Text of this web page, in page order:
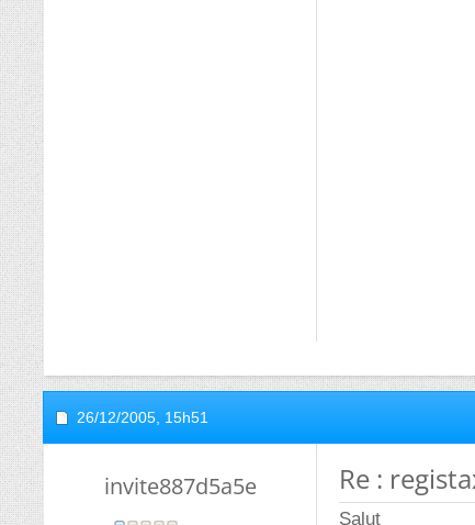
26/12/2005, 15h51
invite887d5a5e Re :
Salut